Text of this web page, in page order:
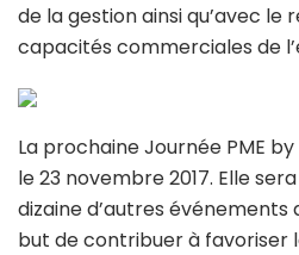
de la gestion ainsi qu’avec
capacités commerciales de
La prochaine Journée PME
le 23 novembre 2017. Elle
dizaine d’autres événements
but de contribuer à favoriser